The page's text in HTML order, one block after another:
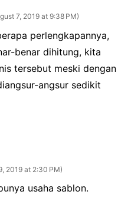
7, 2019 at 9:38 PM
perlengkapannya,
benar dihitung, kita
tersebut meski dengan
angsur sedikit
2019 at 2:30 PM
usaha sablon.